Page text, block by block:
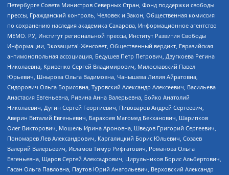
Петербурге Совета Министров Северных Стран, Фонд поддержки свободы
прессы, Гражданский контроль, Человек и Закон, Общественная комиссия
по сохранению наследия академика Сахарова, Информационное агентство
МЕМО. РУ, Институт региональной прессы, Институт Развития Свободы
Информации, Экозащита!-Женсовет, Общественный вердикт, Евразийская
антимонопольная ассоциация, Бедушев Петр Петрович, Дзугкоева Регина
Николаевна, Кривенко Сергей Владимирович, Милославский Павел
Юрьевич, Шнырова Ольга Вадимовна, Чанышева Лилия Айратовна,
Сидорович Ольга Борисовна, Туровский Александр Алексеевич, Васильева
Анастасия Евгеньевна, Ривина Анна Валерьевна, Бойко Анатолий
Николаевич, Дугин Сергей Георгиевич, Пивоваров Андрей Сергеевич,
Аверин Виталий Евгеньевич, Барахоев Магомед Бекханович, Шарипков
Олег Викторович, Мошель Ирина Ароновна, Шведов Григорий Сергеевич,
Пономарев Лев Александрович, Каргалицкий Борис Юльевич, Созаев
Валерий Валерьевич, Исламов Тимур Рифгатович, Романова Ольга
Евгеньевна, Щаров Сергей Алексадрович, Цирульников Борис Альбертович,
Гасан Ольга Павловна, Паутов Юрий Анатольевич, Верховский Александр